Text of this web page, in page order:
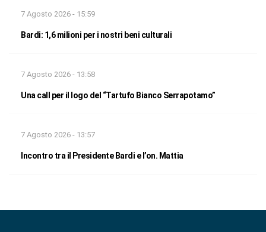
7 Agosto 2026 - 15:59
Bardi: 1,6 milioni per i nostri beni culturali
7 Agosto 2026 - 13:58
Una call per il logo del “Tartufo Bianco Serrapotamo”
7 Agosto 2026 - 13:57
Incontro tra il Presidente Bardi e l’on. Mattia